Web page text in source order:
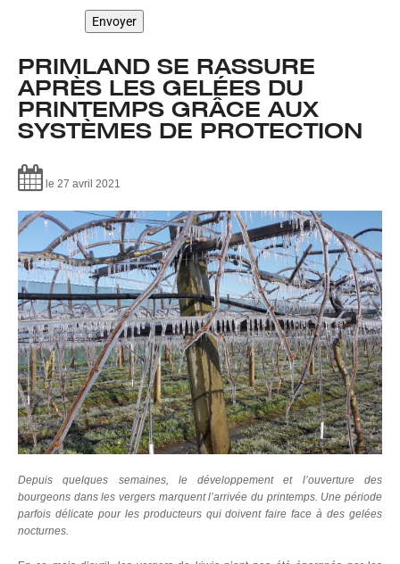
PRIMLAND SE RASSURE
APRÈS LES GELÉES DU
PRINTEMPS GRÂCE AUX
SYSTÈMES DE PROTECTION
le 27 avril 2021
Depuis quelques semaines, le développement et l’ouverture des
bourgeons dans les vergers marquent l’arrivée du printemps. Une période
parfois délicate pour les producteurs qui doivent faire face à des gelées
nocturnes.